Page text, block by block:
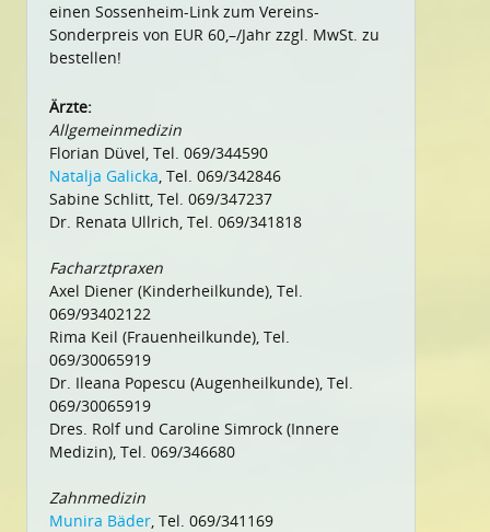
einen Sossenheim-Link zum Vereins-
Sonderpreis von EUR 60,–/Jahr zzgl. MwSt. zu
bestellen!
Ärzte:
Allgemeinmedizin
Florian Düvel, Tel. 069/344590
Natalja Galicka, Tel. 069/342846
Sabine Schlitt, Tel. 069/347237
Dr. Renata Ullrich, Tel. 069/341818
Facharztpraxen
Axel Diener (Kinderheilkunde), Tel.
069/93402122
Rima Keil (Frauenheilkunde), Tel.
069/30065919
Dr. Ileana Popescu (Augenheilkunde), Tel.
069/30065919
Dres. Rolf und Caroline Simrock (Innere
Medizin), Tel. 069/346680
Zahnmedizin
Munira Bäder, Tel. 069/341169